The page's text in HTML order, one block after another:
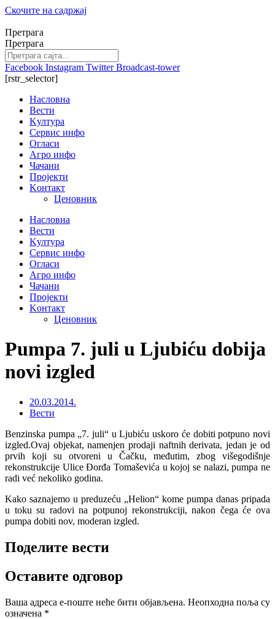
Скочите на садржај
Претрага
Претрага
Facebook Instagram Twitter Broadcast-tower
[rstr_selector]
Насловна
Вести
Kултура
Сервис инфо
Огласи
Агро инфо
Чачани
Пројекти
Kонтакт
Ценовник
Насловна
Вести
Kултура
Сервис инфо
Огласи
Агро инфо
Чачани
Пројекти
Kонтакт
Ценовник
Pumpa 7. juli u Ljubiću dobija
novi izgled
20.03.2014.
Вести
Benzinska pumpa „7. juli“ u Ljubiću uskoro će dobiti potpuno novi
izgled.Ovaj objekat, namenjen prodaji naftnih derivata, jedan je od
prvih koji su otvoreni u Čačku, međutim, zbog višegodišnje
rekonstrukcije Ulice Đorđa Tomaševića u kojoj se nalazi, pumpa ne
radi već nekoliko godina.
Kako saznajemo u preduzeću „Helion“ kome pumpa danas pripada
u toku su radovi na potpunoj rekonstrukciji, nakon čega će ova
pumpa dobiti nov, moderan izgled.
Поделите вести
Оставите одговор
Ваша адреса е-поште неће бити објављена. Неопходна поља су
означена *